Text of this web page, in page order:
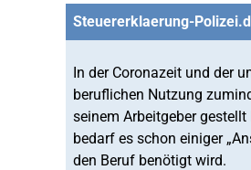
Steuererklaerung-
In der Coronazeit und der
beruflichen Nutzung
seinem Arbeitgeber
bedarf es schon einiger
den Beruf benötigt wird.